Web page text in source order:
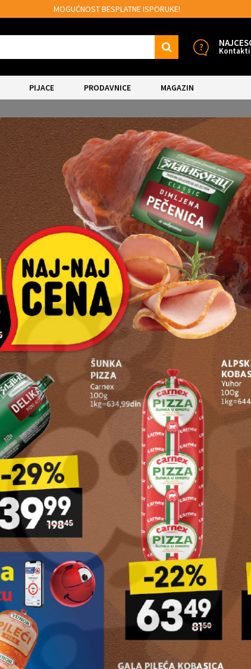
MOGUĆNOST BESPLATNE ISPORUKE!
PIJACE PRODAVNICE MAGAZIN